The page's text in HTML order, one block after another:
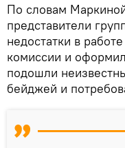
По словам
представители
недостатки в
комиссии и
подошли
бейджей и